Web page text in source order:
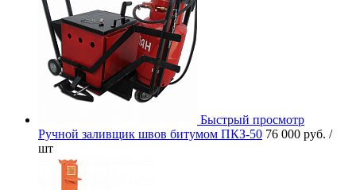
Быстрый просмотр
Ручной заливщик швов битумом ПКЗ-50 76 000 руб. /
шт